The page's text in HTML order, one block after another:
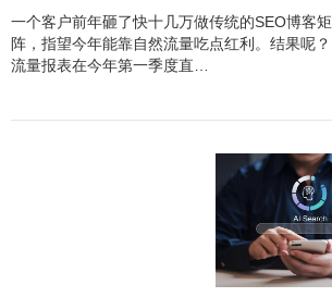
一个客户前年砸了快十几万做传统的SEO博客矩
阵，指望今年能靠自然流量吃点红利。结果呢？
流量报表在今年第一季度直…